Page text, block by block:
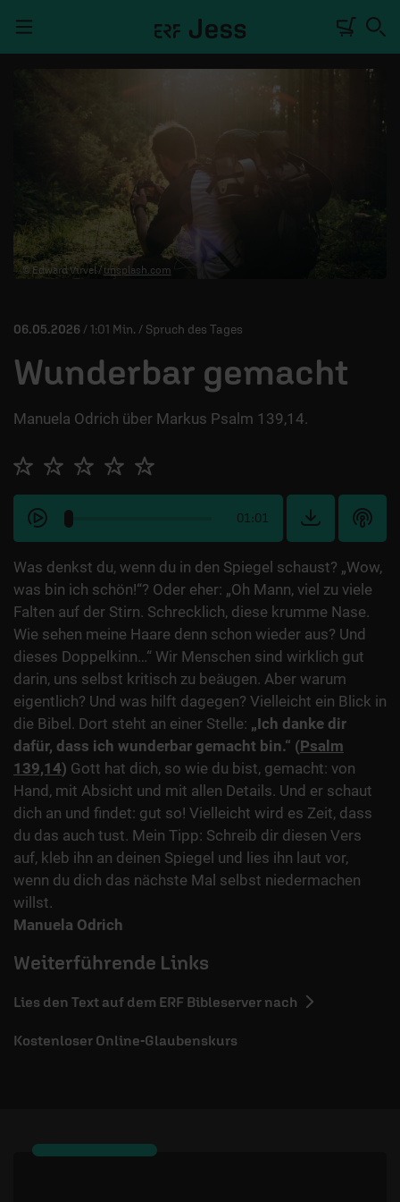
RADIO
DEINE APP
MITMACHEN
ÜBER UNS
© Edward Virvel / unsplash.com
06.05.2026 / 1:01 Min. / Spruch des Tages
Wunderbar gemacht
Manuela Odrich über Markus Psalm 139,14.
01:01
Was denkst du, wenn du in den Spiegel schaust? „Wow,
was bin ich schön!“? Oder eher: „Oh Mann, viel zu viele
Falten auf der Stirn. Schrecklich, diese krumme Nase.
Wie sehen meine Haare denn schon wieder aus? Und
dieses Doppelkinn…“ Wir Menschen sind wirklich gut
darin, uns selbst kritisch zu beäugen. Aber warum
eigentlich? Und was hilft dagegen? Vielleicht ein Blick in
die Bibel. Dort steht an einer Stelle: „Ich danke dir
dafür, dass ich wunderbar gemacht bin.“ (Psalm
139,14) Gott hat dich, so wie du bist, gemacht: von
Hand, mit Absicht und mit allen Details. Und er schaut
dich an und findet: gut so! Vielleicht wird es Zeit, dass
du das auch tust. Mein Tipp: Schreib dir diesen Vers
auf, kleb ihn an deinen Spiegel und lies ihn laut vor,
wenn du dich das nächste Mal selbst niedermachen
willst.
Manuela Odrich
Weiterführende Links
Lies den Text auf dem ERF Bibleserver nach
Kostenloser Online-Glaubenskurs